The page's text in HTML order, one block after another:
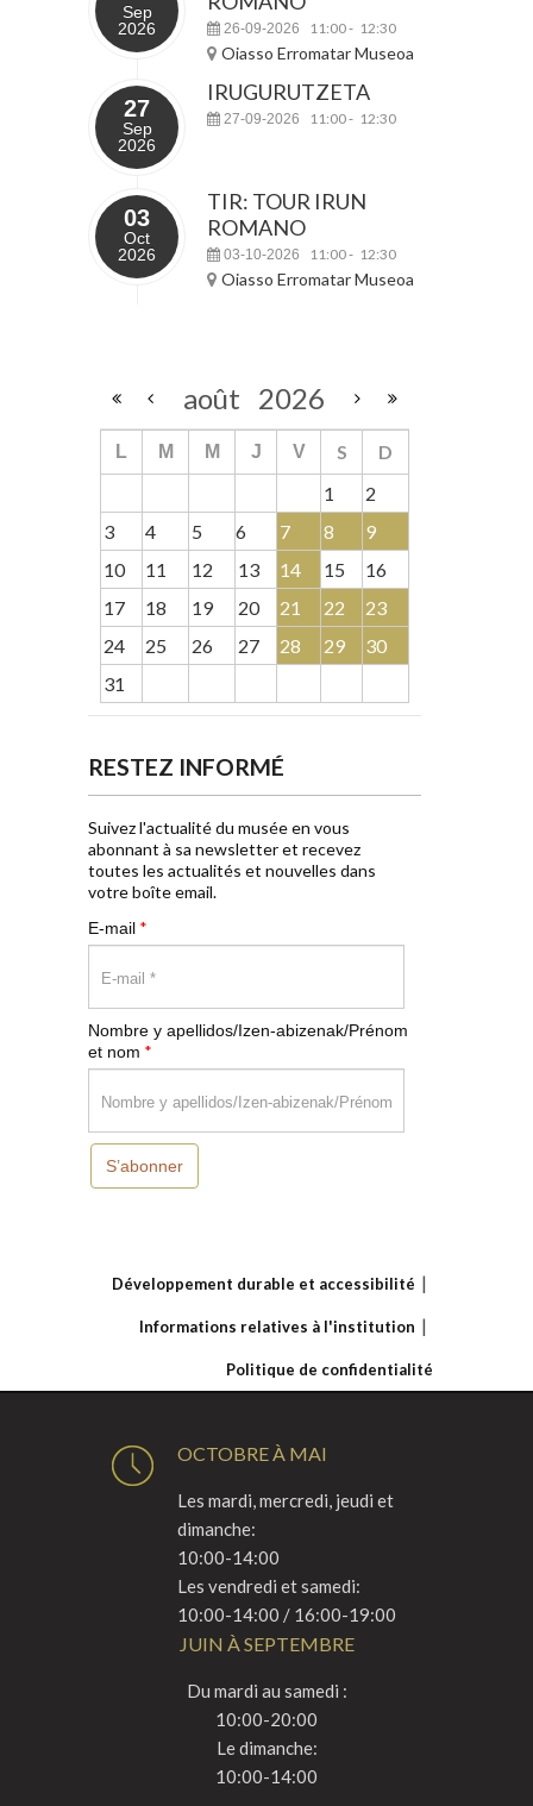
Sep
2026
26-09-2026 11:00- 12:30
Oiasso Erromatar Museoa
27
Sep
2026
IRUGURUTZETA
27-09-2026 11:00- 12:30
03
Oct
2026
TIR: TOUR IRUN
ROMANO
03-10-2026 11:00- 12:30
Oiasso Erromatar Museoa
août 2026
L M M J V S
D
1
2
3
4 5 6 7 8
9
10
11 12 13 14 15
16
17
18 19 20 21 22
23
24
25 26 27 28 29
30
31
RESTEZ INFORMÉ
Suivez l'actualité du musée en vous
abonnant à sa newsletter et recevez
toutes les actualités et nouvelles dans
votre boîte email.
E-mail *
Nombre y apellidos/Izen-abizenak/Prénom
et nom *
S’abonner
Développement durable et accessibilité
Informations relatives à l'institution
Politique de confidentialité
OCTOBRE À MAI
Les mardi, mercredi, jeudi et
dimanche:
10:00-14:00
Les vendredi et samedi:
10:00-14:00 / 16:00-19:00
JUIN À SEPTEMBRE
Du mardi au samedi :
10:00-20:00
Le dimanche:
10:00-14:00